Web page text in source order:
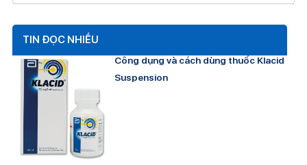
TIN ĐỌC NHIỀU
Công dụng và cách dùng thuốc Klacid
Suspension